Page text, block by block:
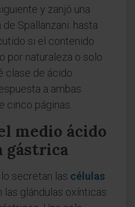
y zanjó una
Spallanzani: hasta
si el contenido
por naturaleza o solo
clase de ácido
a ambas
cinco páginas.
medio ácido
gástrica
secretan las células
las glándulas oxínticas